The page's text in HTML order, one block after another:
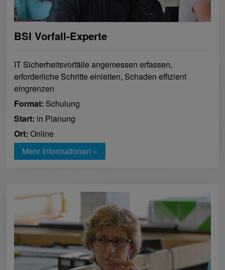
BSI Vorfall-Experte
IT Sicherheitsvorfälle angemessen erfassen,
erforderliche Schritte einleiten, Schaden effizient
eingrenzen
Format: Schulung
Start: in Planung
Ort: Online
Mehr Informationen »